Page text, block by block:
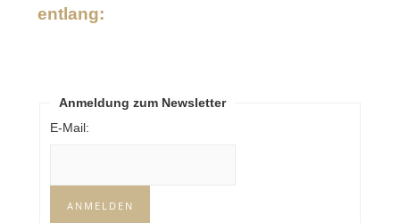
entlang:
Anmeldung zum Newsletter
E-Mail: